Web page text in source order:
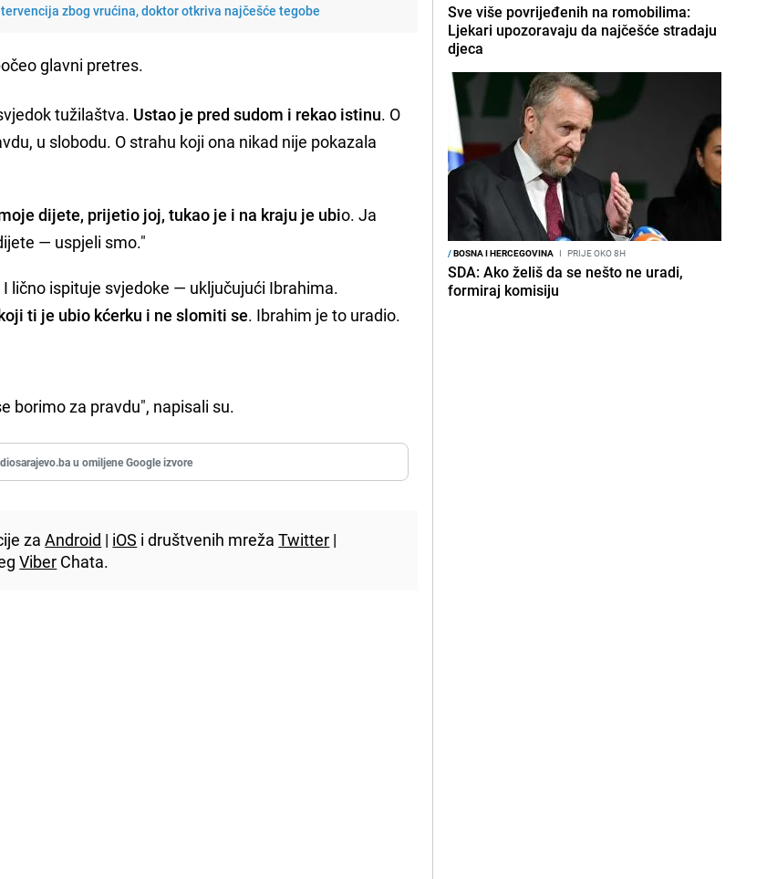
zbog vrućina, doktor otkriva najčešće tegobe
glavni pretres.
tužilaštva. Ustao je pred sudom i rekao istinu. O
u slobodu. O strahu koji ona nikad nije pokazala
dijete, prijetio joj, tukao je i na kraju je ubio. Ja
— uspjeli smo."
lično ispituje svjedoke — uključujući Ibrahima.
ti je ubio kćerku i ne slomiti se. Ibrahim je to uradio.
borimo za pravdu", napisali su.
u omiljene Google izvore
zaAndroid | iOS i društvenih mrežaTwitter |
Viber Chata.
Sve više povrijeđenih na romobilima:
Ljekari upozoravaju da najčešće stradaju
djeca
/BOSNA I HERCEGOVINA I PRIJE OKO 8H
SDA: Ako želiš da se nešto ne uradi,
formiraj komisiju